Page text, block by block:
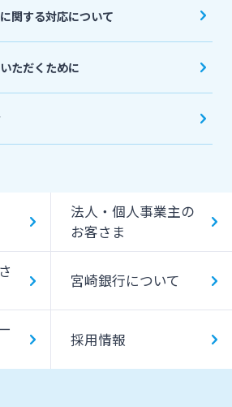
関する対応について
ただくために
法人・個人事業主の
お客さま
宮崎銀行について
採用情報